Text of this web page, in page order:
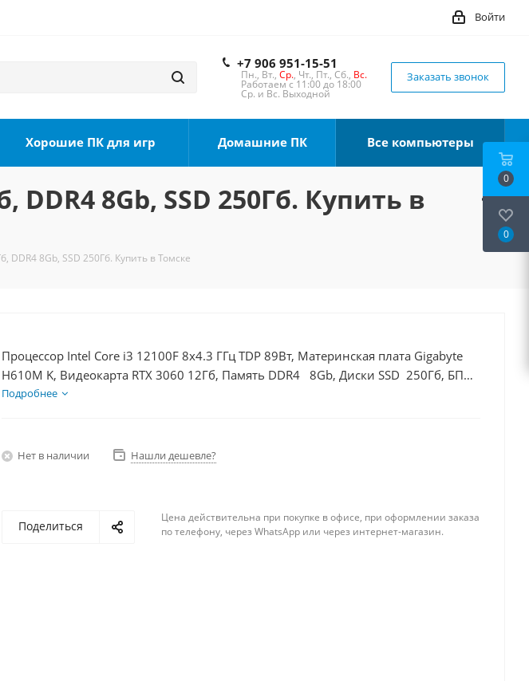
Войти
+7 906 951-15-51
Пн., Вт., Ср., Чт., Пт., Сб., Вс.
Работаем с 11:00 до 18:00
Ср. и Вс. Выходной
Заказать звонок
Хорошие ПК для игр Домашние ПК Все компьютеры
DDR4 8Gb, SSD 250Гб. Купить в
DDR4 8Gb, SSD 250Гб. Купить в Томске
Процессор Intel Core i3 12100F 8x4.3 ГГц TDP 89Вт, Материнская плата Gigabyte
H610M K, Видеокарта RTX 3060 12Гб, Память DDR4 8Gb, Диски SSD 250Гб, БП
600Вт
Подробнее
Нет в наличии Нашли дешевле?
Поделиться
Цена действительна при покупке в офисе, при оформлении заказа
по телефону, через WhatsApp или через интернет-магазин.
0
0